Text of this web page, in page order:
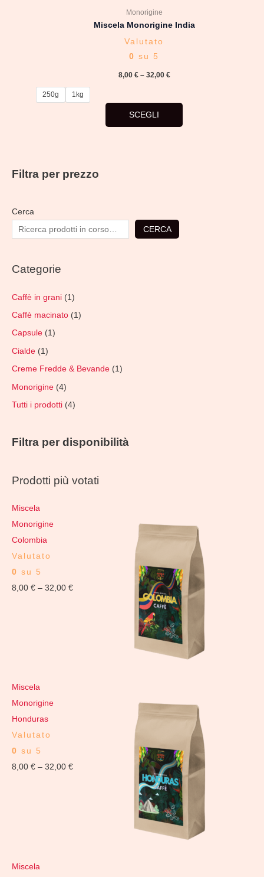
Filtra per prezzo
Cerca
CERCA
Categorie
Caffè in grani (1)
Caffè macinato (1)
Capsule (1)
Cialde (1)
Creme Fredde & Bevande (1)
Monorigine (4)
Tutti i prodotti (4)
Filtra per disponibilità
Prodotti più votati
Miscela
Monorigine
Colombia
Valutato
0 su 5
8,00 € – 32,00 €
Miscela
Monorigine
Honduras
Valutato
0 su 5
8,00 € – 32,00 €
Miscela
Monorigine
Miscela Monorigine India
Valutato
0 su 5
8,00 €– 32,00 €
250g 1kg
SCEGLI
prodotto